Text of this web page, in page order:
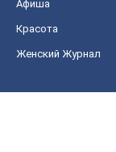
Афиша
Красота
Женский Журнал